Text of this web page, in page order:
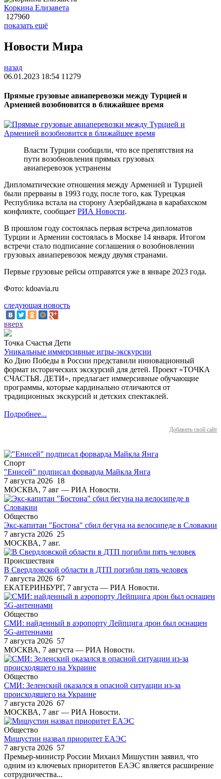
Коркина Елизавета
127960
показать ещё
Новости Мира
назад
06.01.2023 18:54 11279
Прямые грузовые авиаперевозки между Турцией и
Арменией возобновится в ближайшее время
Власти Турции сообщили, что все препятствия на
пути возобновления прямых грузовых
авиаперевозок устранены
Дипломатические отношения между Арменией и Турцией
были прерваны в 1993 году, после того, как Турецкая
Республика встала на сторону Азербайджана в карабахском
конфликте, сообщает РИА Новости.
В прошлом году состоялась первая встреча дипломатов
Турции и Армении состоялась в Москве 14 января. Итогом
встречи стало подписание соглашения о возобновлении
грузовых авиаперевозок между двумя странами.
Первые грузовые рейсы отправятся уже в январе 2023 года.
Фото: kdoavia.ru
следующая новость
вверх
Точка Счастья Дети
Уникальные иммерсивные игры-экскурсии
Ко Дню Победы в России представили инновационный
формат исторических экскурсий для детей. Проект «ТОЧКА
СЧАСТЬЯ. ДЕТИ», предлагает иммерсивные обучающие
программы, которые кардинально отличаются от
традиционных экскурсий и детских спектаклей.
Подробнее...
Добавить свой сайт
Спорт
"Енисей" подписал форварда Майкла Янга
7 августа 2026 18
МОСКВА, 7 авг — РИА Новости.
Общество
Экс-капитан "Бостона" сбил бегуна на велосипеде в Словакии
7 августа 2026 25
МОСКВА, 7 авг.
Происшествия
В Свердловской области в ДТП погибли пять человек
7 августа 2026 67
ЕКАТЕРИНБУРГ, 7 августа — РИА Новости.
Общество
СМИ: найденный в аэропорту Лейпцига дрон был оснащен
5G-антеннами
7 августа 2026 57
МОСКВА, 7 августа — РИА Новости.
Общество
СМИ: Зеленский оказался в опасной ситуации из-за
происходящего на Украине
7 августа 2026 67
МОСКВА, 7 авг — РИА Новости.
Общество
Мишустин назвал приоритет ЕАЭС
7 августа 2026 57
Премьер-министр России Михаил Мишустин заявил, что
одним из ключевых приоритетов ЕАЭС является расширение
сотрудничества...